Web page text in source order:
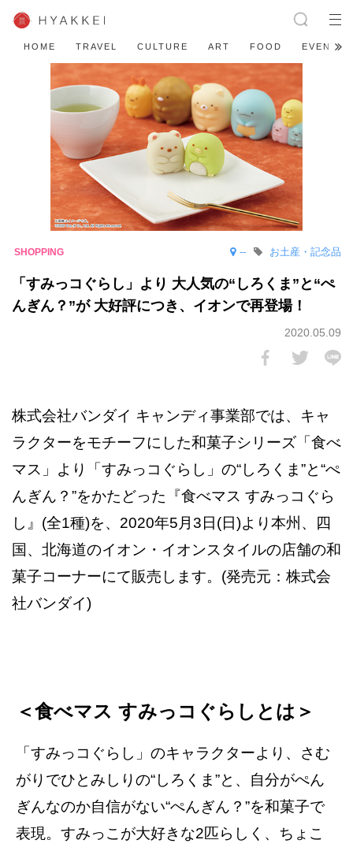
HOME TRAVEL CULTURE ART FOOD EVENT
-- お土産・記念品
「すみっコぐらし」より 大人気の“しろくま”と“ぺ
んぎん？”が 大好評につき、イオンで再登場！
2020.05.09
株式会社バンダイ キャンディ事業部では、キャ
ラクターをモチーフにした和菓子シリーズ「食べ
マス」より「すみっコぐらし」の“しろくま”と“ぺ
んぎん？”をかたどった『食べマス すみっコぐら
し』(全1種)を、2020年5月3日(日)より本州、四
国、北海道のイオン・イオンスタイルの店舗の和
菓子コーナーにて販売します。(発売元：株式会
社バンダイ)
＜食べマス すみっコぐらしとは＞
「すみっコぐらし」のキャラクターより、さむ
がりでひとみしりの“しろくま”と、自分がぺん
ぎんなのか自信がない“ぺんぎん？”を和菓子で
表現。すみっこが大好きな2匹らしく、ちょこ